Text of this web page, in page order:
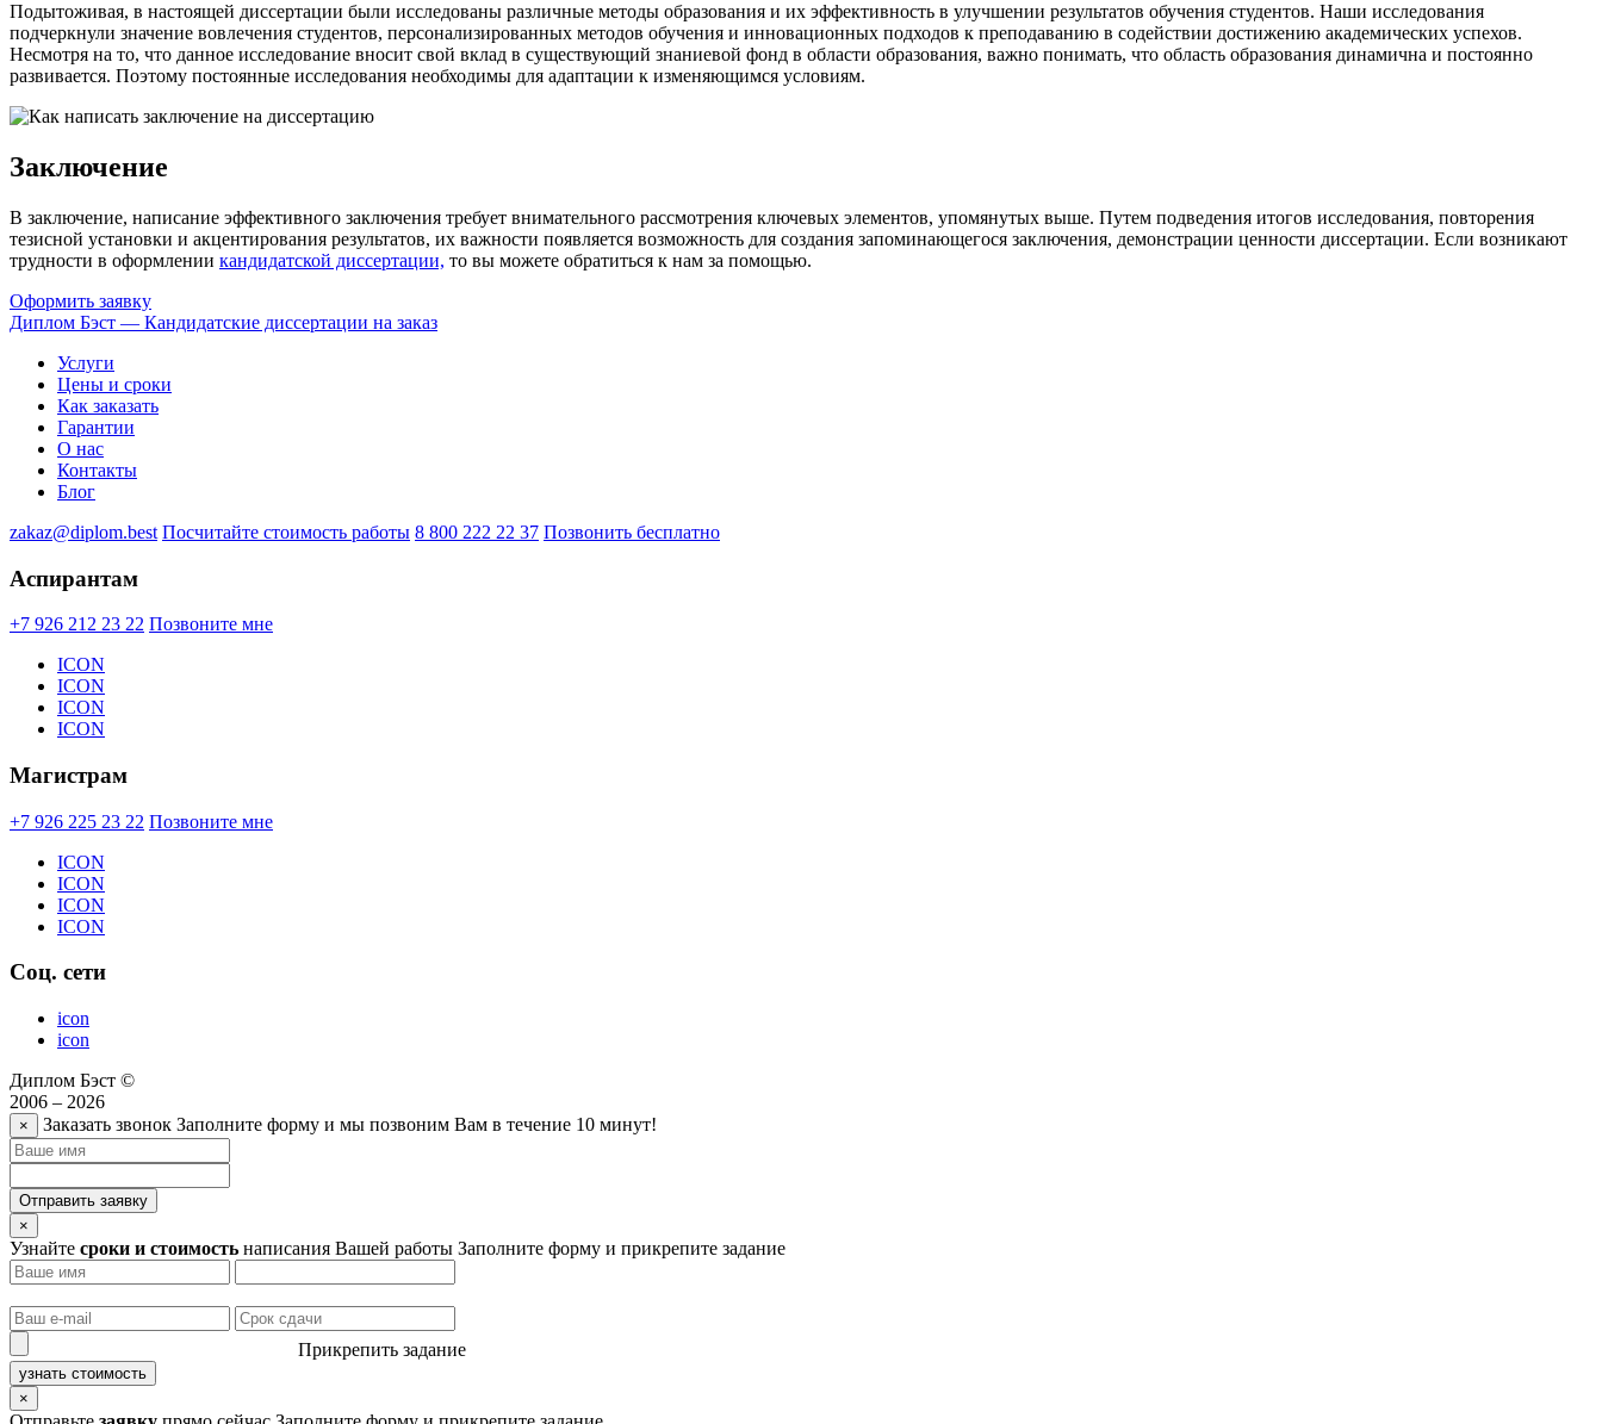
Подытоживая, в настоящей диссертации были исследованы различные методы образования и их эффективность в улучшении результатов обучения студентов. Наши исследования
подчеркнули значение вовлечения студентов, персонализированных методов обучения и инновационных подходов к преподаванию в содействии достижению академических успехов.
Несмотря на то, что данное исследование вносит свой вклад в существующий знаниевой фонд в области образования, важно понимать, что область образования динамична и постоянно
развивается. Поэтому постоянные исследования необходимы для адаптации к изменяющимся условиям.
Заключение
В заключение, написание эффективного заключения требует внимательного рассмотрения ключевых элементов, упомянутых выше. Путем подведения итогов исследования, повторения
тезисной установки и акцентирования результатов, их важности появляется возможность для создания запоминающегося заключения, демонстрации ценности диссертации. Если возникают
трудности в оформлении кандидатской диссертации, то вы можете обратиться к нам за помощью.
Оформить заявку
Диплом Бэст — Кандидатские диссертации на заказ
Услуги
Цены и сроки
Как заказать
Гарантии
О нас
Контакты
Блог
zakaz@diplom.best Посчитайте стоимость работы 8 800 222 22 37 Позвонить бесплатно
Аспирантам
+7 926 212 23 22 Позвоните мне
ICON
ICON
ICON
ICON
Магистрам
+7 926 225 23 22 Позвоните мне
ICON
ICON
ICON
ICON
Соц. сети
icon
icon
Диплом Бэст ©
2006 – 2026
× Заказать звонок Заполните форму и мы позвоним Вам в течение 10 минут!
Отправить заявку
×
Узнайте сроки и стоимость написания Вашей работы Заполните форму и прикрепите задание
Прикрепить задание
узнать стоимость
×